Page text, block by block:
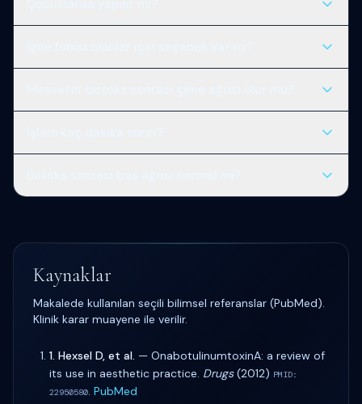
Kaynaklar
Makalede kullanılan seçili bilimsel referanslar (PubMed).
Klinik karar muayene ile verilir.
1. Hexsel D, et al. — OnabotulinumtoxinA: a review of
its use in aesthetic practice. Drugs(2012) PMID:
22950580. PubMed